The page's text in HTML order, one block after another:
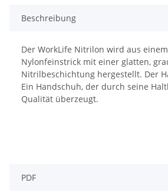
Beschreibung
Der WorkLife Nitrilon wird aus
Nylonfeinstrick mit einer glatten,
Nitrilbeschichtung hergestellt. Der
Ein Handschuh, der durch seine
Qualität überzeugt.
PDF